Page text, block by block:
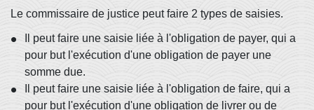
Le commissaire de justice peut faire 2 types de saisies.
Il peut faire une saisie liée à l'obligation de payer, qui a
pour but l'exécution d'une obligation de payer une
somme due.
Il peut faire une saisie liée à l'obligation de faire, qui a
pour but l'exécution d'une obligation de livrer ou de